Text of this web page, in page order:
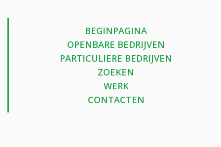
BEGINPAGINA
OPENBARE BEDRIJVEN
PARTICULIERE BEDRIJVEN
ZOEKEN
WERK
CONTACTEN